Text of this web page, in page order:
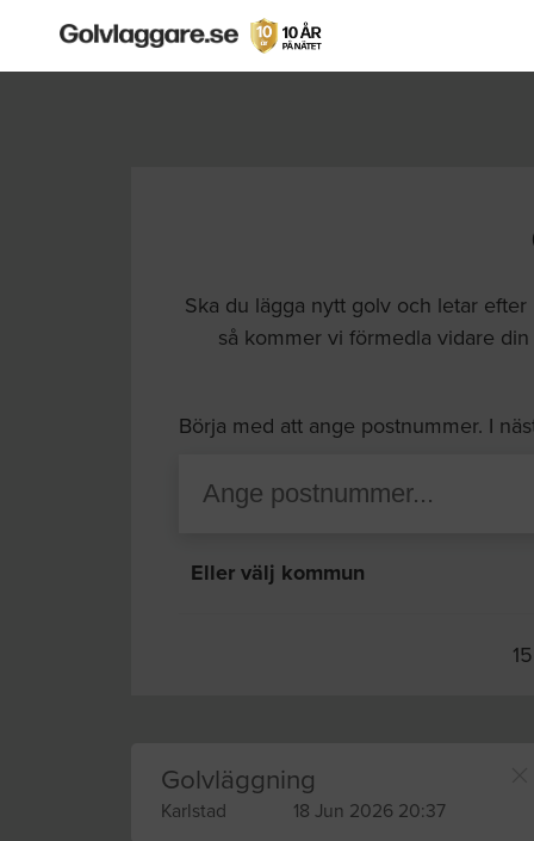
Ska du lägga nytt golv och letar
så kommer vi förmedla vidare
Börja med att ange postnummer. I
Eller välj kommun
Golvläggning
Karlstad 18 Jun 2026 20:37